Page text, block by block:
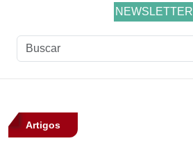
NEWSLETTER
Artigos